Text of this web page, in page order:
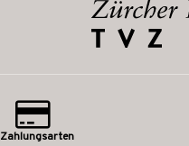
Zahlungsarten